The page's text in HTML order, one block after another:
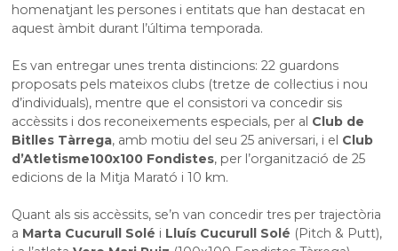
homenatjant les persones i entitats que han destacat en
aquest àmbit durant l’última temporada.
Es van entregar unes trenta distincions: 22 guardons
proposats pels mateixos clubs (tretze de col·lectius i nou
d’individuals), mentre que el consistori va concedir sis
accèssits i dos reconeixements especials, per al Club de
Bitlles Tàrrega, amb motiu del seu 25 aniversari, i el Club
d’Atletisme100x100 Fondistes, per l’organització de 25
edicions de la Mitja Marató i 10 km.
Quant als sis accèssits, se’n van concedir tres per trajectòria
a Marta Cucurull Solé i Lluís Cucurull Solé (Pitch & Putt),